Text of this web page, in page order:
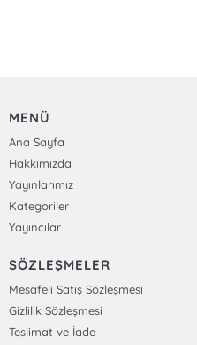
MENÜ
Ana Sayfa
Hakkımızda
Yayınlarımız
Kategoriler
Yayıncılar
SÖZLEŞMELER
Mesafeli Satış Sözleşmesi
Gizlilik Sözleşmesi
Teslimat ve İade